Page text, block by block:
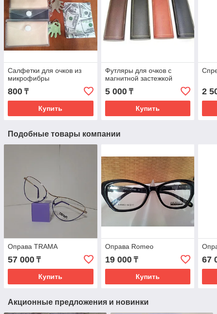
Салфетки для очков из
микрофибры
800 ₸
Купить
Футляры для очков с
магнитной застежкой
5 000₸
Купить
2
Подобные товары компании
Оправа TRAMA
57 000 ₸
Купить
Оправа Romeo
19 000₸
Купить
67
Акционные предложения и новинки